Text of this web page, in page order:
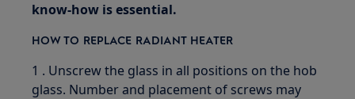
know-how is essential.
HOW TO REPLACE RADIANT HEATER
1 . Unscrew the glass in all positions on the hob
glass. Number and placement of screws may